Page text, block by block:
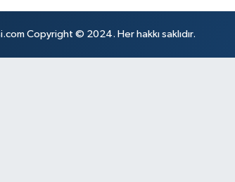
Copyright © 2024. Her hakkı saklıdır.